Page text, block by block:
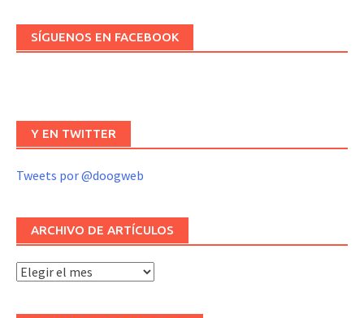
SÍGUENOS EN FACEBOOK
Y EN TWITTER
Tweets por @doogweb
ARCHIVO DE ARTÍCULOS
Archivo